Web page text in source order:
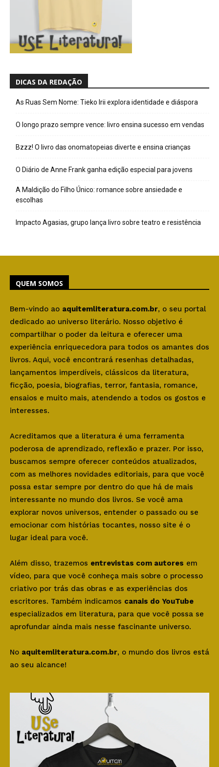
DICAS DA REDAÇÃO
As Ruas Sem Nome: Tieko Irii explora identidade e diáspora
O longo prazo sempre vence: livro ensina sucesso em vendas
Bzzz! O livro das onomatopeias diverte e ensina crianças
O Diário de Anne Frank ganha edição especial para jovens
A Maldição do Filho Único: romance sobre ansiedade e
escolhas
Impacto Agasias, grupo lança livro sobre teatro e resistência
QUEM SOMOS
Bem-vindo ao aquitemliteratura.com.br, o seu portal
dedicado ao universo literário. Nosso objetivo é
compartilhar o poder da leitura e oferecer uma
experiência enriquecedora para todos os amantes dos
livros. Aqui, você encontrará resenhas detalhadas,
lançamentos imperdíveis, clássicos da literatura,
ficção, poesia, biografias, terror, fantasia, romance,
ensaios e muito mais, atendendo a todos os gostos e
interesses.
Acreditamos que a literatura é uma ferramenta
poderosa de aprendizado, reflexão e prazer. Por isso,
buscamos sempre oferecer conteúdos atualizados,
com as melhores novidades editoriais, para que você
possa estar sempre por dentro do que há de mais
interessante no mundo dos livros. Se você ama
explorar novos universos, entender o passado ou se
emocionar com histórias tocantes, nosso site é o
lugar ideal para você.
Além disso, trazemos entrevistas com autores em
vídeo, para que você conheça mais sobre o processo
criativo por trás das obras e as experiências dos
escritores. Também indicamos canais do YouTube
especializados em literatura, para que você possa se
aprofundar ainda mais nesse fascinante universo.
No aquitemliteratura.com.br, o mundo dos livros está
ao seu alcance!